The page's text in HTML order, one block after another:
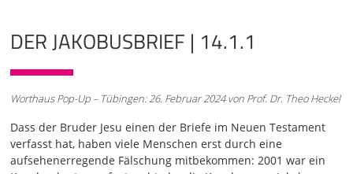
um auf diesem Ossoir, "Jakobus ben Joseph" stehen zu
lassen, um aus einem alten Stück ein unwahrscheinlich
wertvolles Stück zu machen. Nicht alles, wo Jakobus
man aus diesem Fund von 2002 hernehmen konnte. Wie ist
das beim Jakobusbrief? Da ist auch eine Inschrift da. Über
dem Schreiben steht in den ältesten Handschriften "Des
Jakobus Brief". Diese Überschrift setzt voraus, dass den
DER JAKOBUSBRIEF | 14.1.1
Worthaus Pop-Up – Tübingen: 26. Februar 2024 von Prof. Dr. Theo Heckel
Dass der Bruder Jesu einen der Briefe im Neuen Testament
verfasst hat, haben viele Menschen erst durch eine
aufsehenerregende Fälschung mitbekommen: 2001 war ein